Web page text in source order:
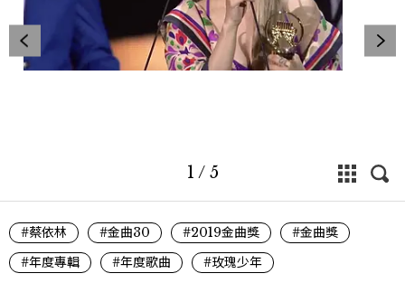
1 / 5
#蔡依林 #金曲30 #2019金曲獎
#金曲獎
#年度專輯
#年度歌曲 #玫瑰少年